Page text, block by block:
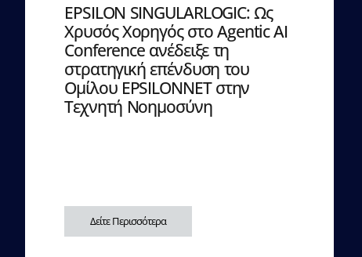
EPSILON SINGULARLOGIC: Ως
Χρυσός Χορηγός στο Agentic AI
Conference ανέδειξε τη
στρατηγική επένδυση του
Ομίλου EPSILONNET στην
Τεχνητή Νοημοσύνη
Δείτε Περισσότερα